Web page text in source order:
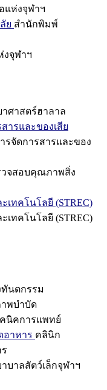
แห่งจุฬาฯ
ย สำนักพิมพ์
งจุฬาฯ
ศาสตร์ฮาลาล
ารและของเสีย
รจัดการสารและของ
วจสอบคุณภาพสิ่ง
เทคโนโลยี (STREC)
เทคโนโลยี (STREC)
นตกรรม
พบำบัด
นิคการแพทย์
อาหาร คลินิก
บาลสัตว์เล็กจุฬาฯ